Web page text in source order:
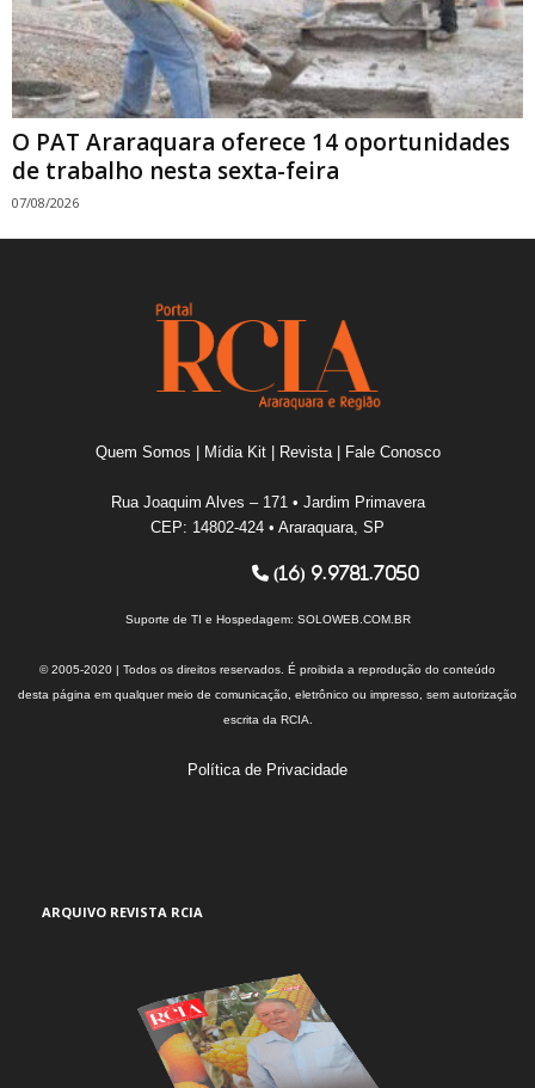
O PAT Araraquara oferece 14 oportunidades
de trabalho nesta sexta-feira
07/08/2026
Quem Somos Mídia Kit| Revista| Fale Conosco
Rua Joaquim Alves – 171 • Jardim Primavera
CEP: 14802-424 • Araraquara, SP
(16) 9.9781.7050
Suporte de TI e Hospedagem: SOLOWEB.COM.BR
© 2005-2020 | Todos os direitos reservados. É proibida a reprodução do conteúdo
desta página em qualquer meio de comunicação, eletrônico ou impresso, sem autorização
escrita da RCIA.
Política de Privacidade
ARQUIVO REVISTA RCIA